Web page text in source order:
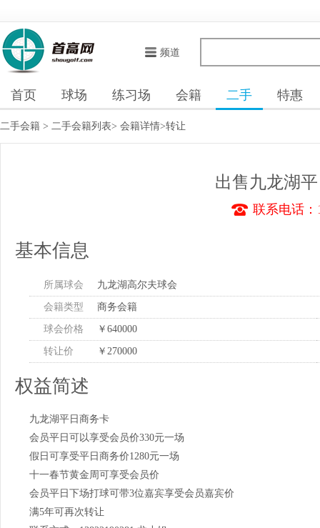
频道
首页 球场 练习场 会籍 二手 特惠
二手会籍 > 二手会籍列表> 会籍详情>转让
出售九龙湖
联系电话：
基本信息
所属球会 九龙湖高尔夫球会
会籍类型 商务会籍
球会价格 ￥640000
转让价 ￥270000
权益简述
九龙湖平日商务卡
会员平日可以享受会员价330元一场
假日可享受平日商务价1280元一场
十一春节黄金周可享受会员价
会员平日下场打球可带3位嘉宾享受会员嘉宾价
满5年可再次转让